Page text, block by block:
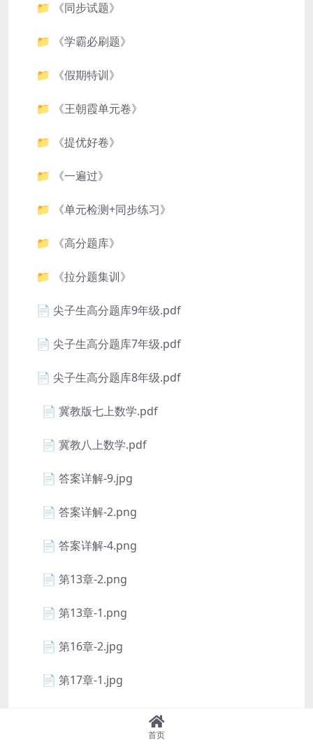
📁 《同步试题》
📁 《学霸必刷题》
📁 《假期特训》
📁 《王朝霞单元卷》
📁 《提优好卷》
📁 《一遍过》
📁 《单元检测+同步练习》
📁 《高分题库》
📁 《拉分题集训》
📄 尖子生高分题库9年级.pdf
📄 尖子生高分题库7年级.pdf
📄 尖子生高分题库8年级.pdf
📄 冀教版七上数学.pdf
📄 冀教八上数学.pdf
📄 答案详解-9.jpg
📄 答案详解-2.png
📄 答案详解-4.png
📄 第13章-2.png
📄 第13章-1.png
📄 第16章-2.jpg
📄 第17章-1.jpg
首页